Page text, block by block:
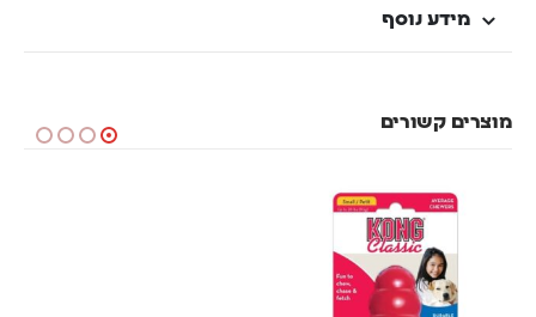
מידע נוסף
מוצרים קשורים